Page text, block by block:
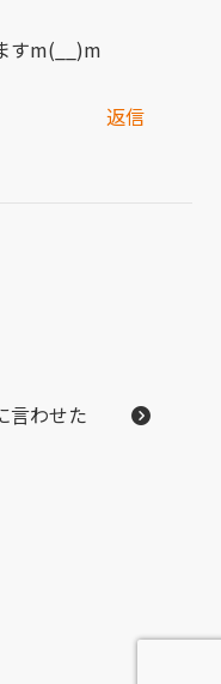
すm(__)m
返信
言わせた